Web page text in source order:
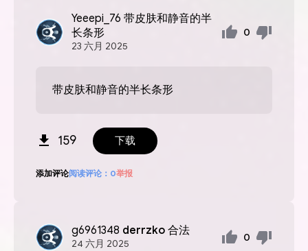
Yeeepi_76 带皮肤和静音的半
长条形
23 六月 2025
0
带皮肤和静音的半长条形
159 下载
添加评论阅读评论： 0举报
g6961348 derrzko 合法
24 六月 2025
0